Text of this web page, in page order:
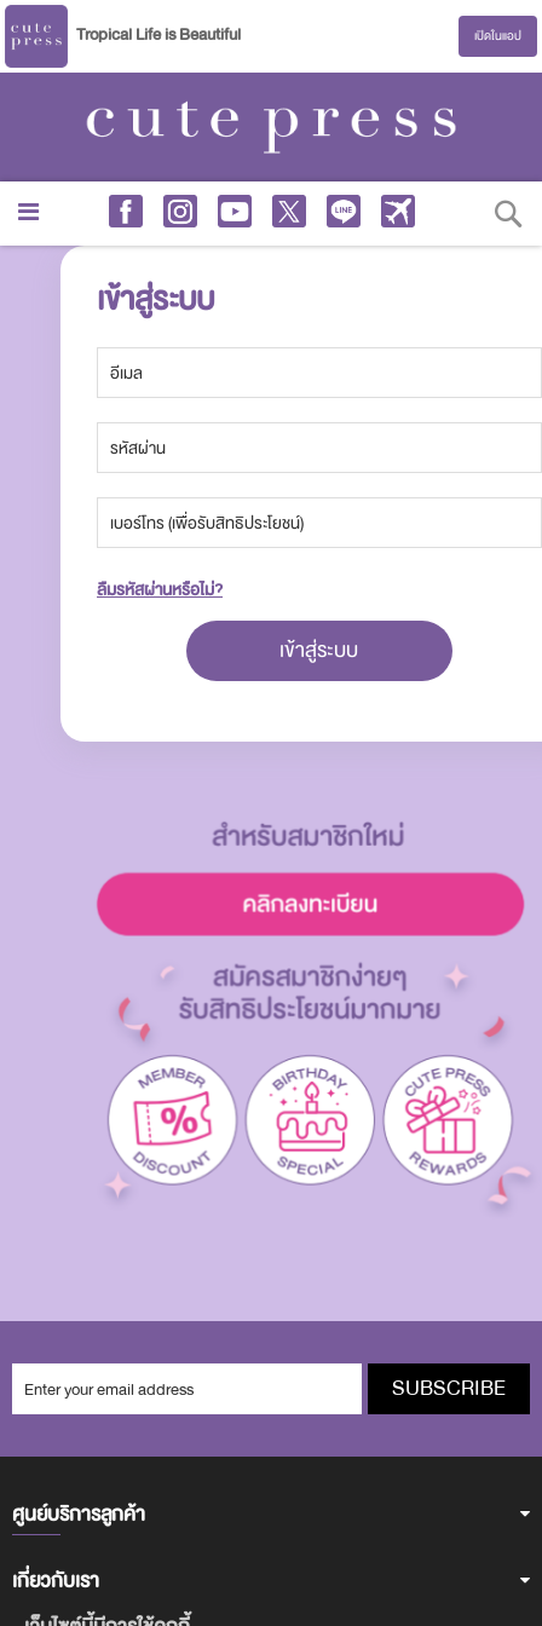
Tropical Life is Beautiful เปิดในแอป
เข้าสู่ระบบ
ลืมรหัสผ่านหรือไม่?
เข้าสู่ระบบ
SUBSCRIBE
ศูนย์บริการลูกค้า
เกี่ยวกับเรา